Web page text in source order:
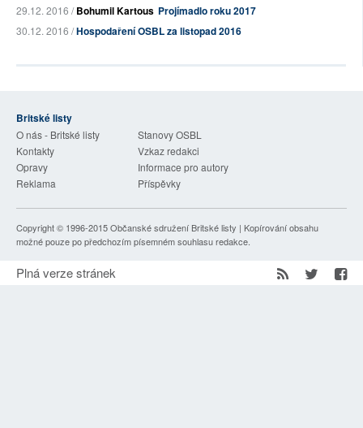
29.12. 2016 /Bohumil Kartous Projímadlo roku 2017
30.12. 2016 /Hospodaření OSBL za listopad 2016
Britské listy
O nás - Britské listy
Stanovy OSBL
Kontakty
Vzkaz redakci
Opravy
Informace pro autory
Reklama
Příspěvky
Copyright © 1996-2015Občanské sdružení Britské listy | Kopírování obsahu
možné pouze po předchozím písemném souhlasu redakce.
Plná verze stránek